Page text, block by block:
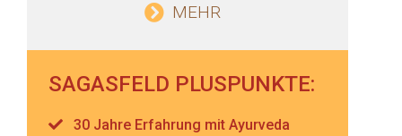
MEHR
SAGASFELD PLUSPUNKTE:
30 Jahre Erfahrung mit Ayurveda